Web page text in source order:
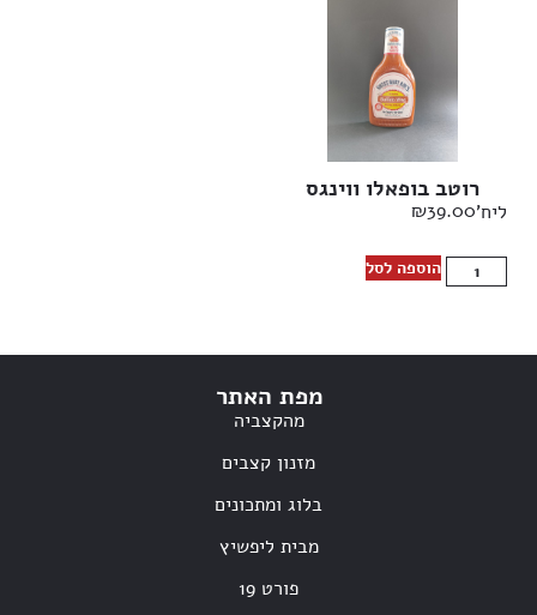
רוטב בופאלו ווינגס
ליח' ₪39.00
הוספה לסל
מפת האתר
מהקצביה
מזנון קצבים
בלוג ומתכונים
מבית ליפשיץ
פורט 19